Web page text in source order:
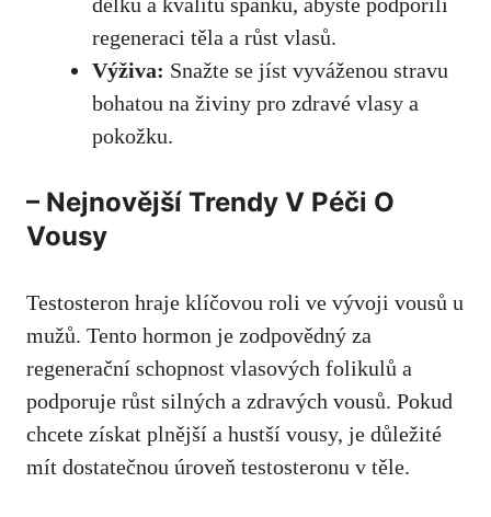
regeneraci⁢ těla⁢ a růst vlasů.
Výživa: ⁣Snažte se jíst⁢ vyváženou stravu
bohatou⁣ na živiny pro zdravé vlasy a
pokožku.
– Nejnovější Trendy ​V Péči O
Vousy
Testosteron hraje klíčovou roli ‌ve vývoji vousů u
​mužů. Tento hormon je zodpovědný za
regenerační schopnost vlasových folikulů a
podporuje‍ růst silných a zdravých vousů. Pokud
chcete získat‍ plnější a ⁣hustší vousy, je důležité‍
mít‍ dostatečnou úroveň testosteronu v těle.